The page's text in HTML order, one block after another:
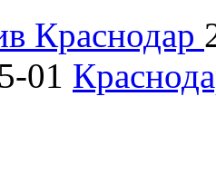
Краснодар
01